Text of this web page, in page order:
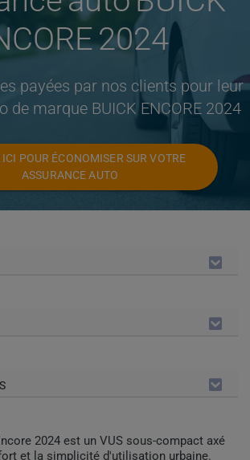
2024
payées par nos clients pour leur
de marque BUICK ENCORE 2024
POUR ÉCONOMISER SUR VOTRE
ASSURANCE AUTO
2024 est un VUS sous-compact axé
et la simplicité d'utilisation urbaine.